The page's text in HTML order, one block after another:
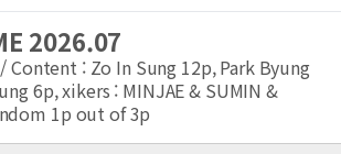
2026.07
Content : Zo In Sung 12p, Park Byung
6p, xikers : MINJAE & SUMIN &
1p out of 3p